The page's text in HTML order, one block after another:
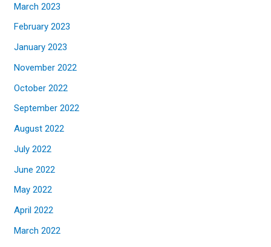
March 2023
February 2023
January 2023
November 2022
October 2022
September 2022
August 2022
July 2022
June 2022
May 2022
April 2022
March 2022